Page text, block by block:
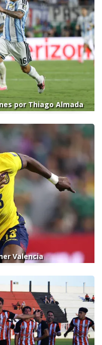
por Thiago Almada
Valencia